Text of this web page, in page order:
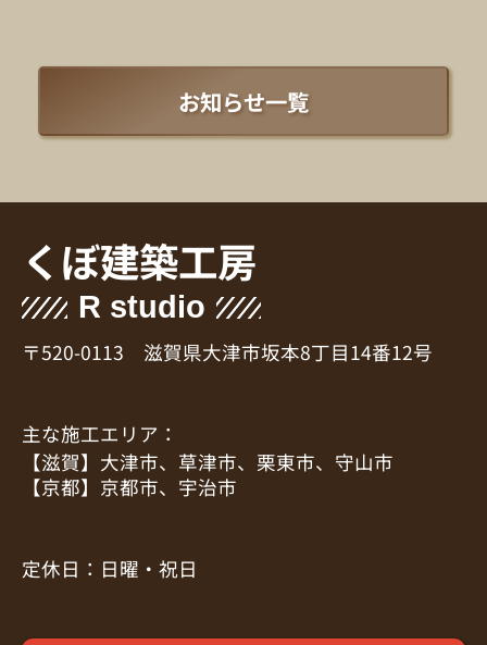
お知らせ一覧
くぼ建築工房
R studio
〒520-0113 滋賀県大津市坂本8丁目14番12号
主な施工エリア：
【滋賀】大津市、草津市、栗東市、守山市
【京都】京都市、宇治市
定休日：日曜・祝日